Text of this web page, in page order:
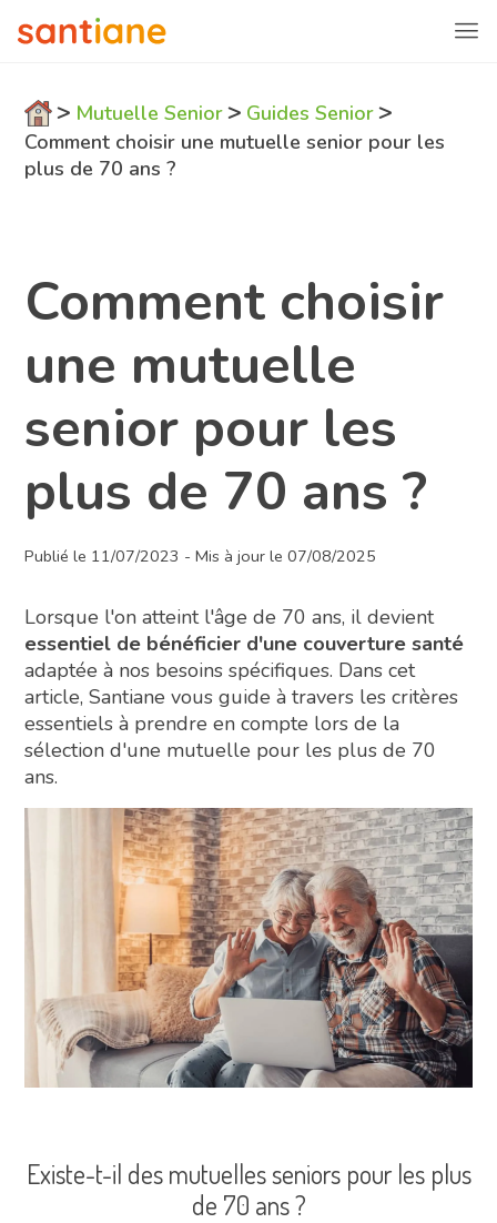
> Mutuelle Senior> Guides Senior>
Comment choisir une mutuelle senior pour les
plus de 70 ans ?
Comment choisir
une mutuelle
senior pour les
plus de 70 ans ?
Publié le 11/07/2023 - Mis à jour le 07/08/2025
Lorsque l'on atteint l'âge de 70 ans, il devient
essentiel de bénéficier d'une couverture santé
adaptée à nos besoins spécifiques. Dans cet
article, Santiane vous guide à travers les critères
essentiels à prendre en compte lors de la
sélection d'une mutuelle pour les plus de 70
ans.
Existe-t-il des mutuelles seniors pour les plus
de 70 ans ?